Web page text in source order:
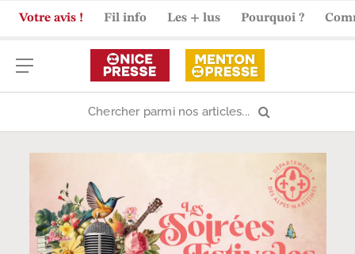
Votre avis ! Fil info Les + lus Pourquoi ?